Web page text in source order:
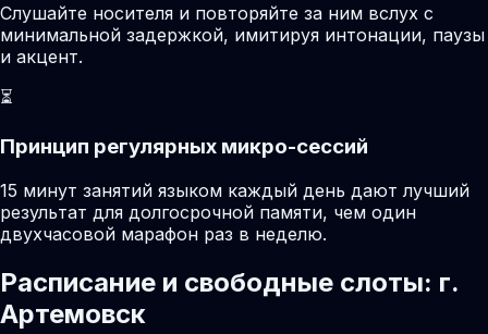
Слушайте носителя и повторяйте за ним вслух с
минимальной задержкой, имитируя интонации, паузы
и акцент.
⏳
Принцип регулярных микро-сессий
15 минут занятий языком каждый день дают лучший
результат для долгосрочной памяти, чем один
двухчасовой марафон раз в неделю.
Расписание и свободные слоты: г.
Артемовск